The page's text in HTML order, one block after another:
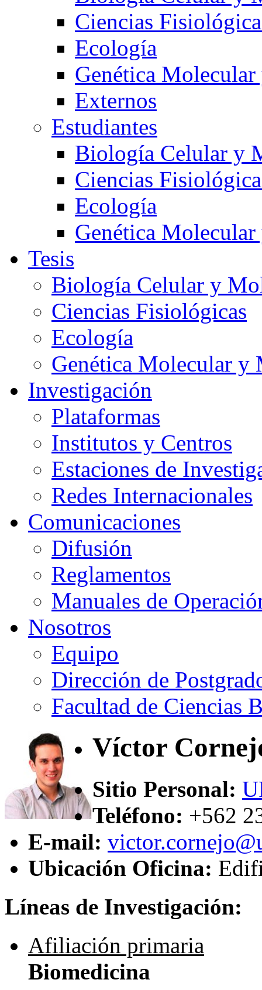
Ciencias
Ecología
Genética
Externos
Estudiantes
Biología Celular y
Ciencias
Ecología
Genética
Tesis
Biología Celular y
Ciencias Fisiológicas
Ecología
Genética Molecular
Investigación
Plataformas
Institutos y Centros
Estaciones de
Redes Internacionales
Comunicaciones
Difusión
Reglamentos
Manuales de
Nosotros
Equipo
Dirección de
Facultad de Ciencias
Víctor
Sitio Personal:
Teléfono: +562
E-mail:
Ubicación Oficina:
Líneas de Investigación:
Afiliación primaria
Biomedicina